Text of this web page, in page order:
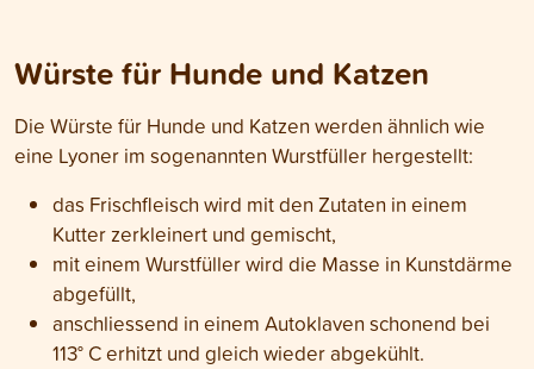
Würste für Hunde und Katzen
Die Würste für Hunde und Katzen werden ähnlich wie
eine Lyoner im sogenannten Wurstfüller hergestellt:
das Frischfleisch wird mit den Zutaten in einem
Kutter zerkleinert und gemischt,
mit einem Wurstfüller wird die Masse in Kunstdärme
abgefüllt,
anschliessend in einem Autoklaven schonend bei
113° C erhitzt und gleich wieder abgekühlt.